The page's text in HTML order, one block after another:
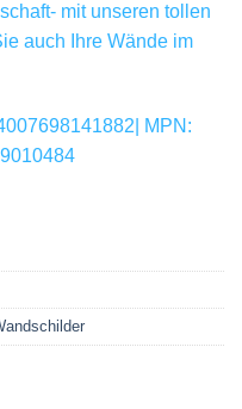
mit unseren tollen
auch Ihre Wände im
MPN: